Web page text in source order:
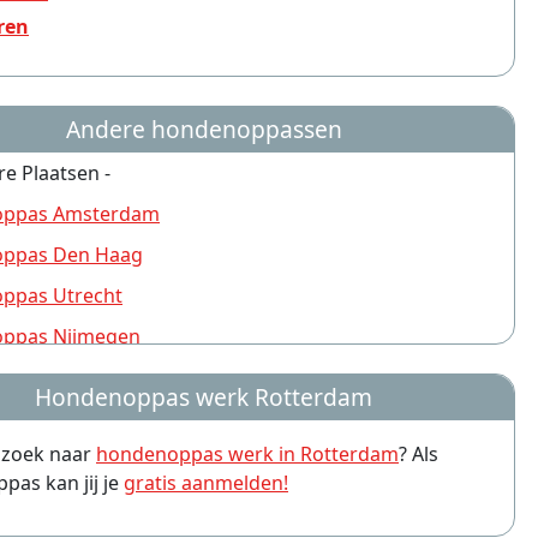
Andere hondenoppassen
Plaatsen -
Amsterdam
Den Haag
Utrecht
Nijmegen
Groningen
Almere
Amersfoort
Arnhem
Hondenoppas werk Rotterdam
naar hondenoppas werk in Rotterdam? Als
kan jij je gratis aanmelden!